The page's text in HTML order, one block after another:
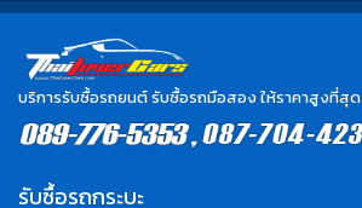
บริการรับซื้อรถยนต์ รับซื้อรถมือสอง ให้ราคาสูงที่สุด